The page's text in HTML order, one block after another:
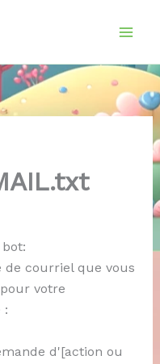
de courriel que vous
votre
:
d'[action ou